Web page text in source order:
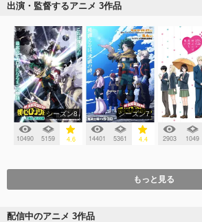
出演・監督するアニメ 3作品
シーズン8
10490 5159 4.6
シーズン7
14401 5361 4.4 2903 1049
もっと見る
配信中のアニメ 3作品